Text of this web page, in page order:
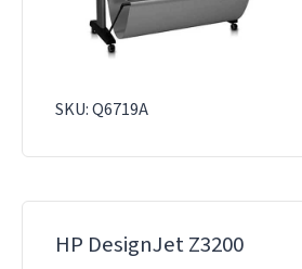
SKU: Q6719A
HP DesignJet Z3200